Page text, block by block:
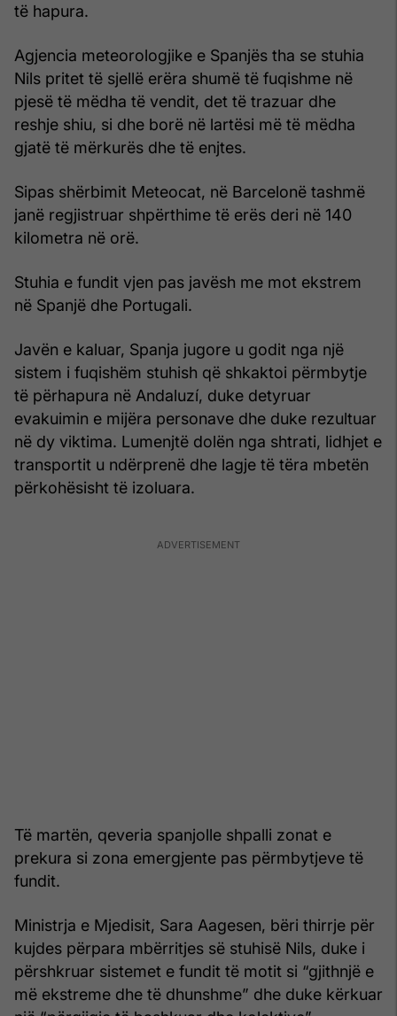
të hapura.
Agjencia meteorologjike e Spanjës tha se stuhia
Nils pritet të sjellë erëra shumë të fuqishme në
pjesë të mëdha të vendit, det të trazuar dhe
reshje shiu, si dhe borë në lartësi më të mëdha
gjatë të mërkurës dhe të enjtes.
Sipas shërbimit Meteocat, në Barcelonë tashmë
janë regjistruar shpërthime të erës deri në 140
kilometra në orë.
Stuhia e fundit vjen pas javësh me mot ekstrem
në Spanjë dhe Portugali.
Javën e kaluar, Spanja jugore u godit nga një
sistem i fuqishëm stuhish që shkaktoi përmbytje
të përhapura në Andaluzí, duke detyruar
evakuimin e mijëra personave dhe duke rezultuar
në dy viktima. Lumenjtë dolën nga shtrati, lidhjet e
transportit u ndërprenë dhe lagje të tëra mbetën
përkohësisht të izoluara.
Të martën, qeveria spanjolle shpalli zonat e
prekura si zona emergjente pas përmbytjeve të
fundit.
Ministrja e Mjedisit, Sara Aagesen, bëri thirrje për
kujdes përpara mbërritjes së stuhisë Nils, duke i
përshkruar sistemet e fundit të motit si “gjithnjë e
më ekstreme dhe të dhunshme” dhe duke kërkuar